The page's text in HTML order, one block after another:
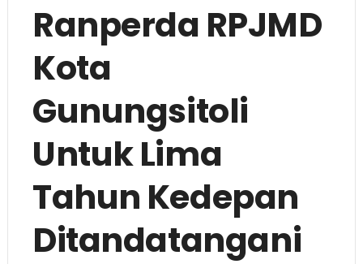
Ranperda RPJMD
Kota
Gunungsitoli
Untuk Lima
Tahun Kedepan
Ditandatangani